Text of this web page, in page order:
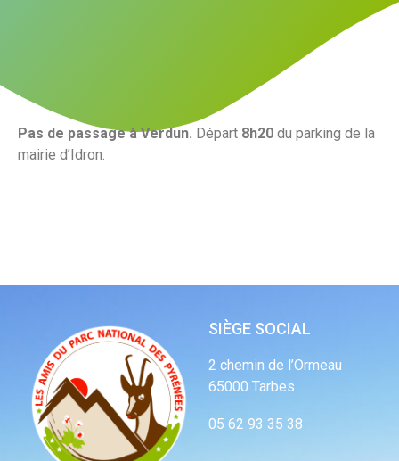
Pas de passage à Verdun. Départ 8h20 du parking de la
mairie d’Idron.
SIÈGE SOCIAL
2 chemin de l’Ormeau
65000 Tarbes
05 62 93 35 38